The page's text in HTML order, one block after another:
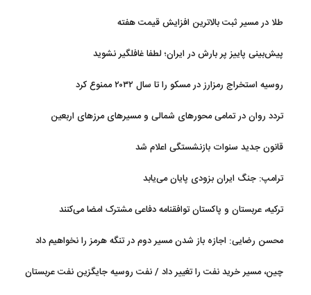
طلا در مسیر ثبت بالاترین افزایش قیمت هفته
پیش‌بینی پاییز پر بارش در ایران؛ لطفا غافلگیر نشوید
روسیه استخراج رمزارز در مسکو را تا سال ۲۰۳۲ ممنوع کرد
تردد روان در تمامی محورهای شمالی و مسیرهای مرزهای اربعین
قانون جدید سنوات بازنشستگی اعلام شد
ترامپ: جنگ ایران بزودی پایان می‌یابد
ترکیه، عربستان و پاکستان توافقنامه دفاعی مشترک امضا می‌کنند
محسن رضایی: اجازه باز شدن مسیر دوم در تنگه هرمز را نخواهیم داد
چین، مسیر خرید نفت را تغییر داد / نفت روسیه جایگزین نفت عربستان